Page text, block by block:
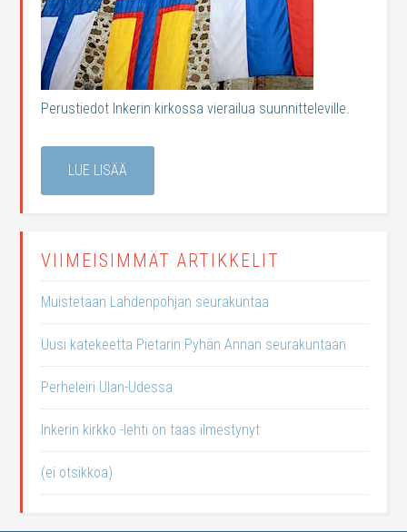
Perustiedot Inkerin kirkossa vierailua suunnitteleville.
LUE LISÄÄ
VIIMEISIMMÄT ARTIKKELIT
Muistetaan Lahdenpohjan seurakuntaa
Uusi katekeetta Pietarin Pyhän Annan seurakuntaan
Perheleiri Ulan-Udessa
Inkerin kirkko -lehti on taas ilmestynyt
(ei otsikkoa)